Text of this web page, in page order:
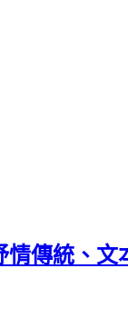
傳統、文